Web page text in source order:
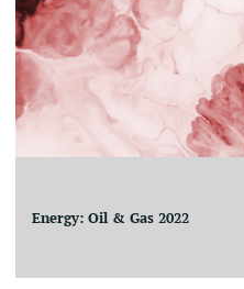
Energy: Oil & Gas 2022